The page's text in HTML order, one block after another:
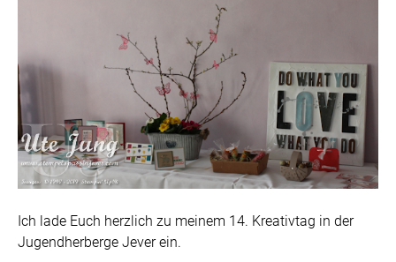
Ich lade Euch herzlich zu meinem 14. Kreativtag in der
Jugendherberge Jever ein.